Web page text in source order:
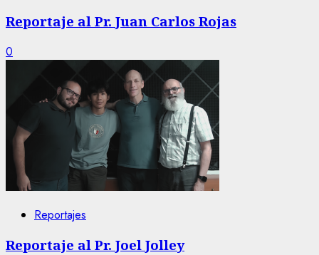
Reportaje al Pr. Juan Carlos Rojas
0
Reportajes
Reportaje al Pr. Joel Jolley